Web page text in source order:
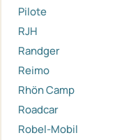
Pilote
RJH
Randger
Reimo
Rhön Camp
Roadcar
Robel-Mobil